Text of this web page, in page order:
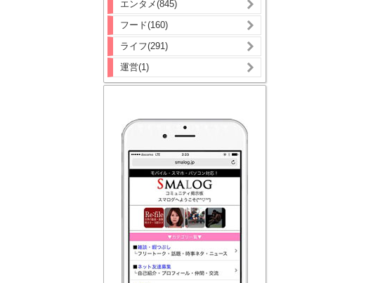
エンタメ(845)
フード(160)
ライフ(291)
運営(1)